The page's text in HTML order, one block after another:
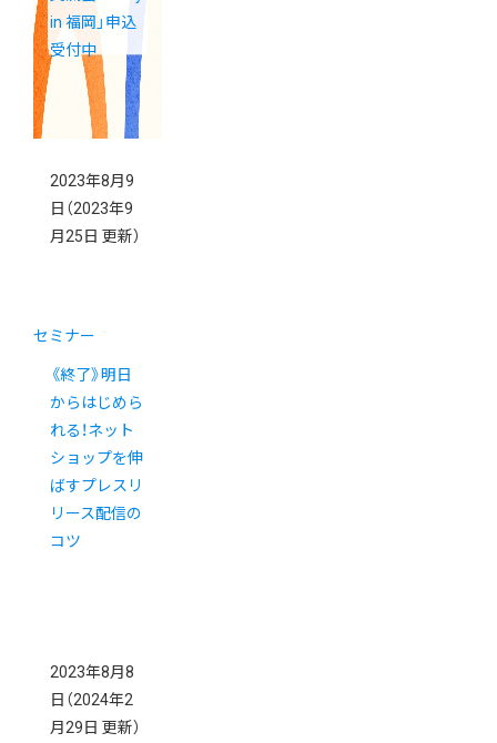
in 福岡」申込
受付中
2023年8月9
日 （2023年9
月25日 更新）
セミナー
《終了》明日
からはじめら
れる！ネット
ショップを伸
ばすプレスリ
リース配信の
コツ
2023年8月8
日 （2024年2
月29日 更新）